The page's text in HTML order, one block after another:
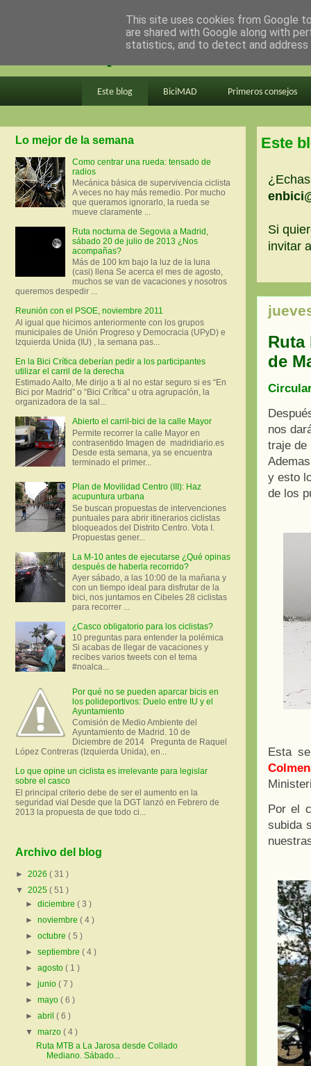
en bici por madrid
Este blog BiciMAD Primeros consejos
Este
Si
invitar
Ruta
de
nos
traje de
y esto
de los
Esta
Por el
subida
Lo mejor de la semana
Como centrar una rueda: tensado de
radios
Mecánica básica de supervivencia ciclista
A veces no hay más remedio. Por mucho
que queramos ignorarlo, la rueda se
mueve claramente ...
Ruta nocturna de Segovia a Madrid,
sábado 20 de julio de 2013 ¿Nos
acompañas?
Más de 100 km bajo la luz de la luna
(casi) llena Se acerca el mes de agosto,
muchos se van de vacaciones y nosotros
queremos despedir ...
Reunión con el PSOE, noviembre 2011
Al igual que hicimos anteriormente con los grupos
municipales de Unión Progreso y Democracia (UPyD) e
Izquierda Unida (IU) , la semana pas...
En la Bici Crítica deberían pedir a los participantes
utilizar el carril de la derecha
Estimado Aalto, Me dirijo a ti al no estar seguro si es “En
Bici por Madrid” o “Bici Crítica” u otra agrupación, la
organizadora de la sal...
Abierto el carril-bici de la calle Mayor
Permite recorrer la calle Mayor en
contrasentido Imagen de madridiario.es
Desde esta semana, ya se encuentra
terminado el primer...
Plan de Movilidad Centro (III): Haz
acupuntura urbana
Se buscan propuestas de intervenciones
puntuales para abrir itinerarios ciclistas
bloqueados del Distrito Centro. Vota I.
Propuestas gener...
La M-10 antes de ejecutarse ¿Qué opinas
después de haberla recorrido?
Ayer sábado, a las 10:00 de la mañana y
con un tiempo ideal para disfrutar de la
bici, nos juntamos en Cibeles 28 ciclistas
para recorrer ...
¿Casco obligatorio para los ciclistas?
10 preguntas para entender la polémica
Si acabas de llegar de vacaciones y
recibes varios tweets con el tema
#noalca...
Por qué no se pueden aparcar bicis en
los polideportivos: Duelo entre IU y el
Ayuntamiento
Comisión de Medio Ambiente del
Ayuntamiento de Madrid. 10 de
Diciembre de 2014 Pregunta de Raquel
López Contreras (Izquierda Unida), en...
Lo que opine un ciclista es irrelevante para legislar
sobre el casco
El principal criterio debe de ser el aumento en la
seguridad vial Desde que la DGT lanzó en Febrero de
2013 la propuesta de que todo ci...
Archivo del blog
► 2026 ( 31 )
▼ 2025 ( 51 )
►diciembre( 3 )
►noviembre( 4 )
►octubre( 5 )
►septiembre( 4 )
►agosto( 1 )
►junio( 7 )
►mayo( 6 )
►abril( 6 )
▼marzo( 4 )
Ruta MTB a La Jarosa desde Collado
Mediano. Sábado...
This site uses cookies from Google
are shared with Google along with
statistics, and to detect and address